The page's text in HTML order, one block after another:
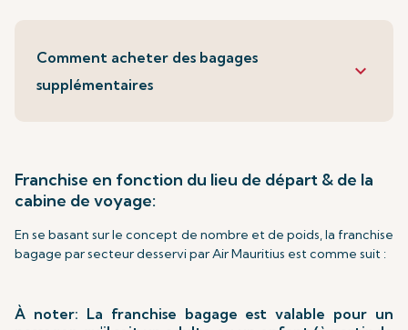
Comment acheter des bagages
supplémentaires
keyboard_arrow_down
Franchise en fonction du lieu de départ & de la
cabine de voyage:
En se basant sur le concept de nombre et de poids, la franchise
bagage par secteur desservi par Air Mauritius est comme suit :
À noter: La franchise bagage est valable pour un